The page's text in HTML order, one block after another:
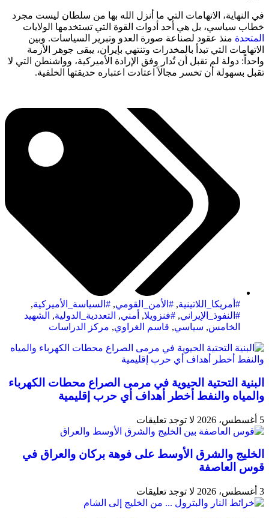
في النهاية، الاتهامات التي ما أنزل الله بها من سلطان ليست مجرد
خطاب سياسي، بل هي أحد أدوات القوة التي تستخدمها الولايات
المتحدة منذ عقود لصناعة صورة العدو وتبرير السياسات. وبين
الاتهامات التي تبدأ بالمخدرات وتنتهي بإيران، يبقى جوهر الأزمة
واحداً: دولة لم تقبل أن تُدار وفق الإرادة الأميركية، وواشنطن التي لا
تقبل بسهولة أن تخسر مجالاً اعتادت اعتباره حديقتها الخلفية.
#أمريكا_اللاتينية, #الأمن_القومي, #السياسة_الأميركية,
#النفوذ_الإيراني, #فنزويلا, أمني, التعددية_الدولية, الشهيد
الخامس, سیاسي, قاسم الغراوي, مركز الدراسات
البنية التحتية الحيوية في مرمى الصراع محطات الكهرباء
والمياه والنفط أخطر أهداف أي حرب إقليمية
5 أغسطس، 2026 لا توجد تعليقات
الخليج والشرق الأوسط على فوهة بركان والعراق في
قوس العاصفة
3 أغسطس، 2026 لا توجد تعليقات